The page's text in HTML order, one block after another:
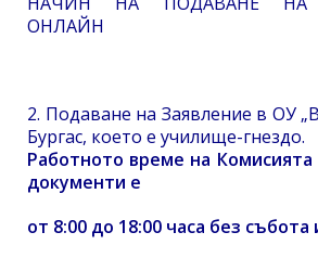
ОНЛАЙН
2. Подаване на Заявление в ОУ
Бургас, което е училище-гнездо.
Работното време на
документи е
от 8:00 до 18:00 часа без събота